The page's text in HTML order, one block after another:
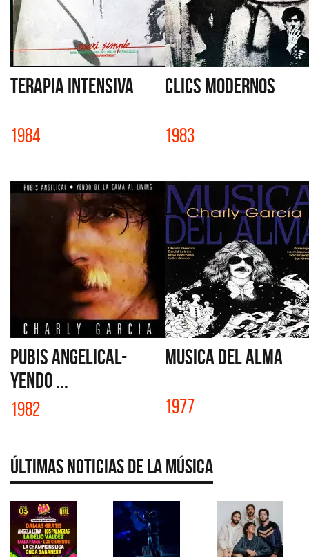
TERAPIA INTENSIVA
1984
CLICS MODERNOS
1983
PUBIS ANGELICAL-
YENDO ...
1982
MUSICA DEL ALMA
1977
Últimas Noticias de la Música